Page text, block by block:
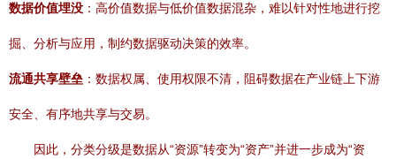
数据价值埋没 ：高价值数据与低价值数据混杂，难以针对性地进行挖
掘、分析与应用，制约数据驱动决策的效率。
流通共享壁垒 ：数据权属、使用权限不清，阻碍数据在产业链上下游
安全、有序地共享与交易。
因此，分类分级是数据从“资源”转变为“资产”并进一步成为“资